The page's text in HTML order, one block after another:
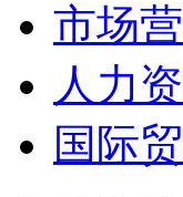
市场
人力
国际